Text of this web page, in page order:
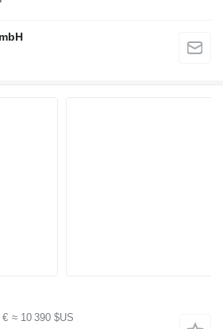
€ ≈ 10 390 $US